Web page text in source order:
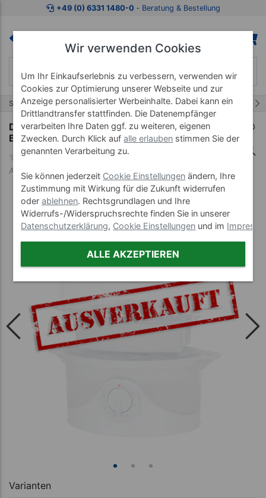
Zum Kaufbereich springen Zur Produktbeschreibung
+49 (0) 6331 1480-0 ‐ Beratung & Bestellung
Start Wellnessprodukte Kräuterstempel
Dampfgerät Standard für Kräuterstempel mit 3
Behältern
Art-Nr. 24368
Varianten
Wir verwenden Cookies
Um Ihr Einkaufserlebnis zu verbessern, verwenden wir
Cookies zur Optimierung unserer Webseite und zur
Anzeige personalisierter Werbeinhalte. Dabei kann ein
Drittlandtransfer stattfinden. Die Datenempfänger
verarbeiten Ihre Daten ggf. zu weiteren, eigenen
Zwecken. Durch Klick aufalle erlauben stimmen Sie der
genannten Verarbeitung zu.
Sie können jederzeit Cookie Einstellungen ändern, Ihre
Zustimmung mit Wirkung für die Zukunft widerrufen
oderablehnen. Rechtsgrundlagen und Ihre
Widerrufs-/Widerspruchsrechte finden Sie in unserer
Datenschutzerklärung, Cookie Einstellungen und im
ALLE AKZEPTIEREN